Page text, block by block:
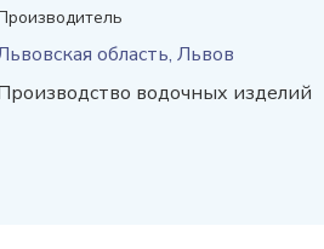
область, Львов
водочных изделий